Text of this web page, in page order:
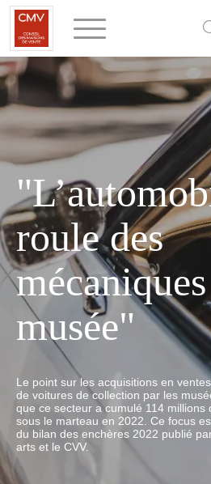
roule des
musée"
Le point sur les acquisitions en
de voitures de collection par les
que ce secteur a cumulé 114 millions
sous le marteau en 2022. Ce focus
du bilan des enchères 2022 publié
arts et le CVV.
Panneau de gestion des cookies